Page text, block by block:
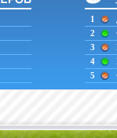
1
2
3
4
5